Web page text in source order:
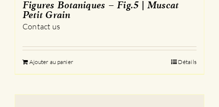
Figures Botaniques – Fig.5 | Muscat
Petit Grain
Contact us
Ajouter au panier Détails